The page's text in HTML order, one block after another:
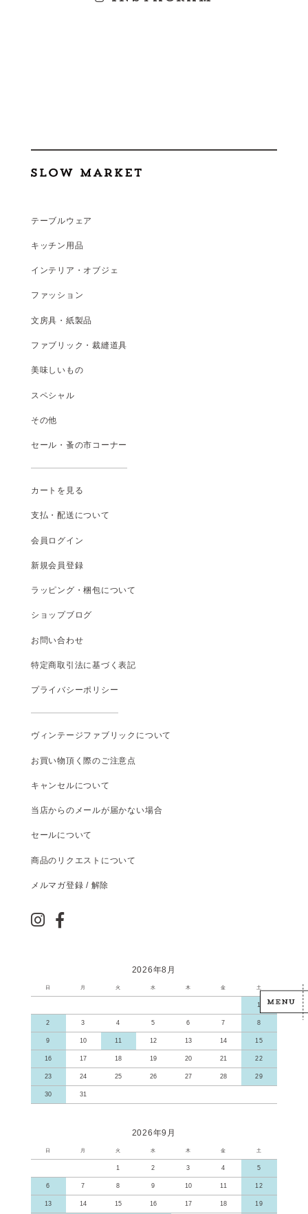
テーブルウェア
キッチン用品
インテリア・オブジェ
ファッション
文房具・紙製品
ファブリック・裁縫道具
美味しいもの
スペシャル
その他
セール・蚤の市コーナー
カートを見る
支払 ・配送について
会員ログイン
新規会員登録
ラッピング・梱包について
ショップブログ
お問い合わせ
特定商取引法に基づく表記
プライバシーポリシー
ヴィンテージファブリックについて
お買い物頂く際のご注意点
キャンセルについて
当店からのメールが届かない場合
セールについて
商品のリクエストについて
メルマガ登録 / 解除
2026年8月
日 月 火 水 木 金 土
1
2 3 4 5 6 7 8
9 10 11 12 13 14 15
16 17 18 19 20 21 22
23 24 25 26 27 28 29
30 31
2026年9月
日 月 火 水 木 金 土
1 2 3 4 5
6 7 8 9 10 11 12
13 14 15 16 17 18 19